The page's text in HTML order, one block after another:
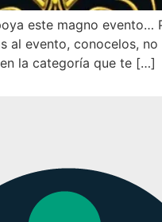
este magno
al evento, conocelos,
la categoría que te […]